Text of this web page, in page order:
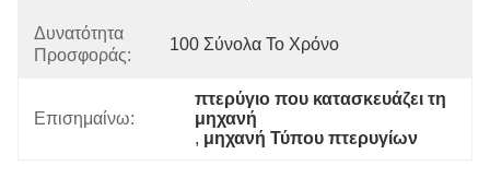
Δυνατότητα
Προσφοράς:
100 Σύνολα Το Χρόνο
Επισημαίνω:
πτερύγιο που κατασκευάζει τη
μηχανή
, μηχανή Τύπου πτερυγίων